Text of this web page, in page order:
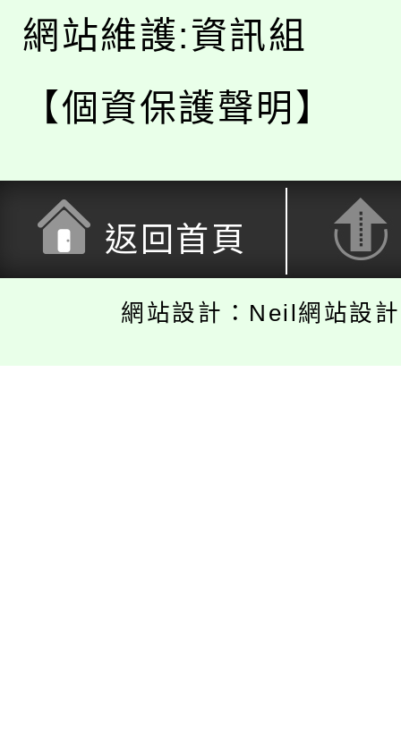
網站維護:資訊組
【個資保護聲明】
返回首頁
網站設計：Neil網站設